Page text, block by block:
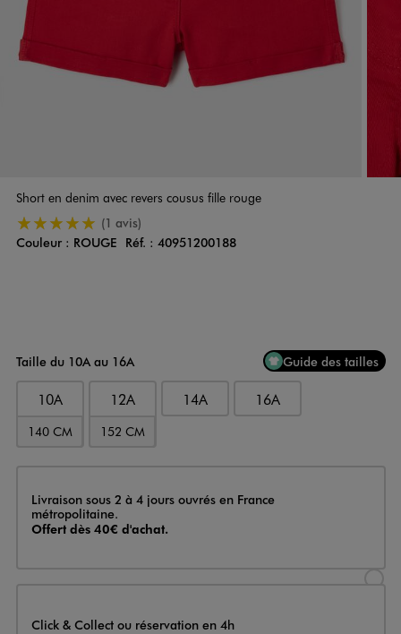
Short en denim avec revers cousus fille rouge
5/5 de moyenne(1 avis)
Couleur
Couleur : ROUGE Réf. : 40951200188
Taille du 10A au 16A Guide des tailles
10A
140 CM
12A
152 CM
14A 16A
Livraison
Livraison sous 2 à 4 jours ouvrés en France
métropolitaine.
Offert dès 40€ d'achat.
Click & Collect ou réservation en 4h